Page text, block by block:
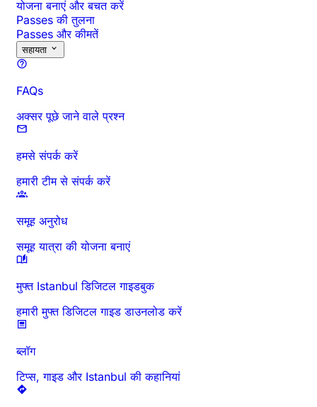
योजना बनाएं और बचत करें
Passes की तुलना
Passes और कीमतें
सहायता
FAQs
अक्सर पूछे जाने वाले प्रश्न
हमसे संपर्क करें
हमारी टीम से संपर्क करें
समूह अनुरोध
समूह यात्रा की योजना बनाएं
मुफ्त Istanbul डिजिटल गाइडबुक
हमारी मुफ्त डिजिटल गाइड डाउनलोड करें
ब्लॉग
टिप्स, गाइड और Istanbul की कहानियां